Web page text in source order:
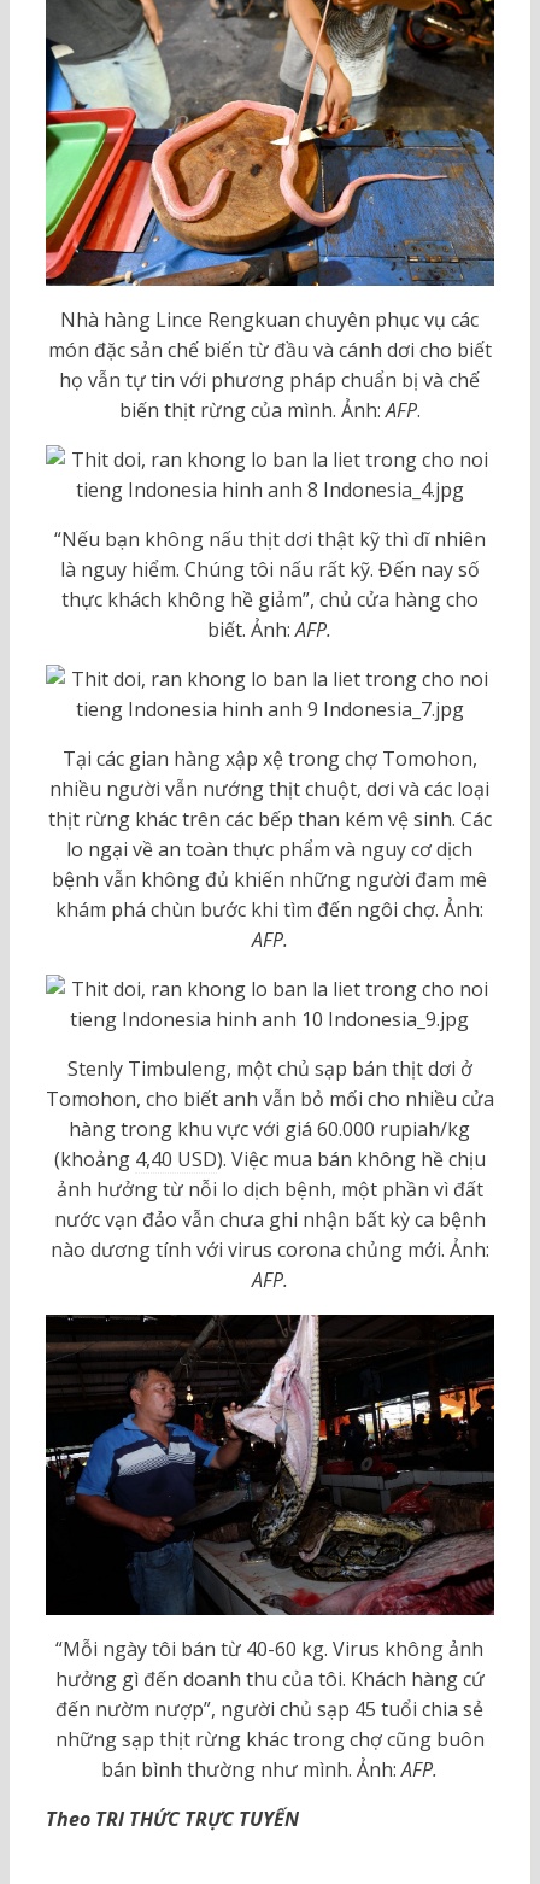
Nhà hàng Lince Rengkuan chuyên phục vụ các
món đặc sản chế biến từ đầu và cánh dơi cho biết
họ vẫn tự tin với phương pháp chuẩn bị và chế
biến thịt rừng của mình. Ảnh:AFP.
“Nếu bạn không nấu thịt dơi thật kỹ thì dĩ nhiên
là nguy hiểm. Chúng tôi nấu rất kỹ. Đến nay số
thực khách không hề giảm”, chủ cửa hàng cho
biết. Ảnh:AFP.
Tại các gian hàng xập xệ trong chợ Tomohon,
nhiều người vẫn nướng thịt chuột, dơi và các loại
thịt rừng khác trên các bếp than kém vệ sinh. Các
lo ngại về an toàn thực phẩm và nguy cơ dịch
bệnh vẫn không đủ khiến những người đam mê
khám phá chùn bước khi tìm đến ngôi chợ. Ảnh:
AFP.
Stenly Timbuleng, một chủ sạp bán thịt dơi ở
Tomohon, cho biết anh vẫn bỏ mối cho nhiều cửa
hàng trong khu vực với giá 60.000 rupiah/kg
(khoảng 4,40 USD). Việc mua bán không hề chịu
ảnh hưởng từ nỗi lo dịch bệnh, một phần vì đất
nước vạn đảo vẫn chưa ghi nhận bất kỳ ca bệnh
nào dương tính với virus corona chủng mới. Ảnh:
AFP.
“Mỗi ngày tôi bán từ 40-60 kg. Virus không ảnh
hưởng gì đến doanh thu của tôi. Khách hàng cứ
đến nườm nượp”, người chủ sạp 45 tuổi chia sẻ
những sạp thịt rừng khác trong chợ cũng buôn
bán bình thường như mình. Ảnh:AFP.
Theo TRI THỨC TRỰC TUYẾN